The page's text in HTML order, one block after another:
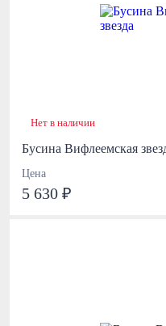
Нет в наличии
Бусина Вифлеемская
Цена
5 630 ₽